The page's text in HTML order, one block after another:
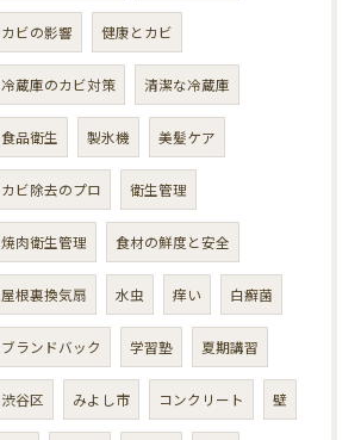
カビの影響 健康とカビ
冷蔵庫のカビ対策 清潔な冷蔵庫
食品衛生 製氷機 美髪ケア
カビ除去のプロ 衛生管理
焼肉衛生管理 食材の鮮度と安全
屋根裏換気扇 水虫 痒い 白癬菌
ブランドバック 学習塾 夏期講習
渋谷区 みよし市 コンクリート 壁